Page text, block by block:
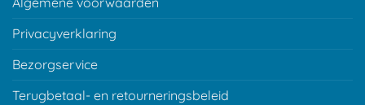
Privacyverklaring
Bezorgservice
Terugbetaal- en retourneringsbeleid